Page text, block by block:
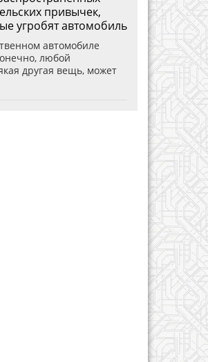
привычек,
угробят автомобиль
автомобиле
любой
другая вещь, может